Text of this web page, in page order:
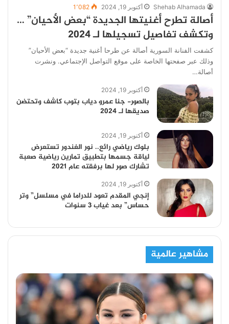
Shehab Alhamada أكتوبر 19, 2024 1٬082
أصالة تطرح أغنيتها الجديدة “بعض الأحيان” …
وتكشف تفاصيل تسجيلها لـ 2024
كشفت الفنانة السورية أصالة عن طرحا أغنية جديدة “بعض الأحيان”
وذلك عبر صفحتها الخاصة على موقع التواصل الإجتماعي. ونشرت
أصالة…
أكتوبر 19, 2024
بالصور- جنا عمرو دياب بتوب كاشف وتحتضن
صديقها لـ 2024
أكتوبر 19, 2024
بلوك رياضي رائع.. نور الغندور تستعرض
لياقة جسمها بتطبيق تمارين رياضية صعبة
تشارك صور لها برفقته عام 2021
أكتوبر 19, 2024
إنجي المقدم تعود للدراما في مسلسل” وتر
حساس” بعد غياب 3 سنوات
مشاهير عالمية